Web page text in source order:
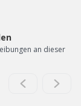
an dieser